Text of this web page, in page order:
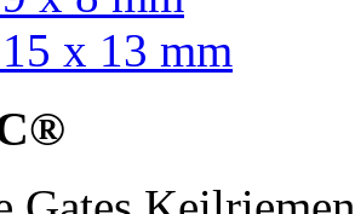
x 13 mm